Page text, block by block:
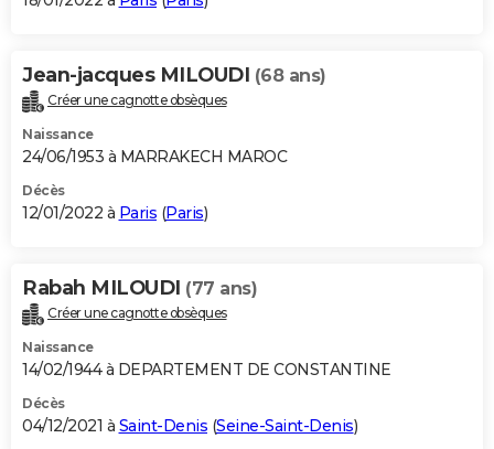
Jean-jacques MILOUDI (68 ans)
Créer une cagnotte obsèques
Naissance
24/06/1953 à MARRAKECH MAROC
Décès
12/01/2022 à Paris (Paris)
Rabah MILOUDI (77 ans)
Créer une cagnotte obsèques
Naissance
14/02/1944 à DEPARTEMENT DE CONSTANTINE
Décès
04/12/2021 à Saint-Denis (Seine-Saint-Denis)